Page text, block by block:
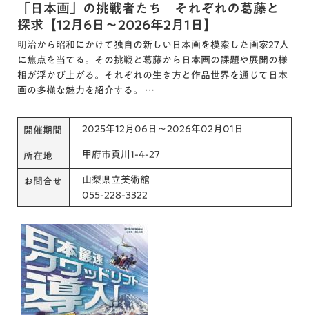
「日本画」の挑戦者たち それぞれの葛藤と
探求【12月6日～2026年2月1日】
明治から昭和にかけて独自の新しい日本画を模索した画家27人
に焦点を当てる。その挑戦と葛藤から日本画の課題や展開の様
相が浮かび上がる。それぞれの生き方と作品世界を通じて日本
画の多様な魅力を紹介する。 …
開催期間 2025年12月06日～2026年02月01日
所在地 甲府市貢川1-4-27
お問合せ
山梨県立美術館
055-228-3322